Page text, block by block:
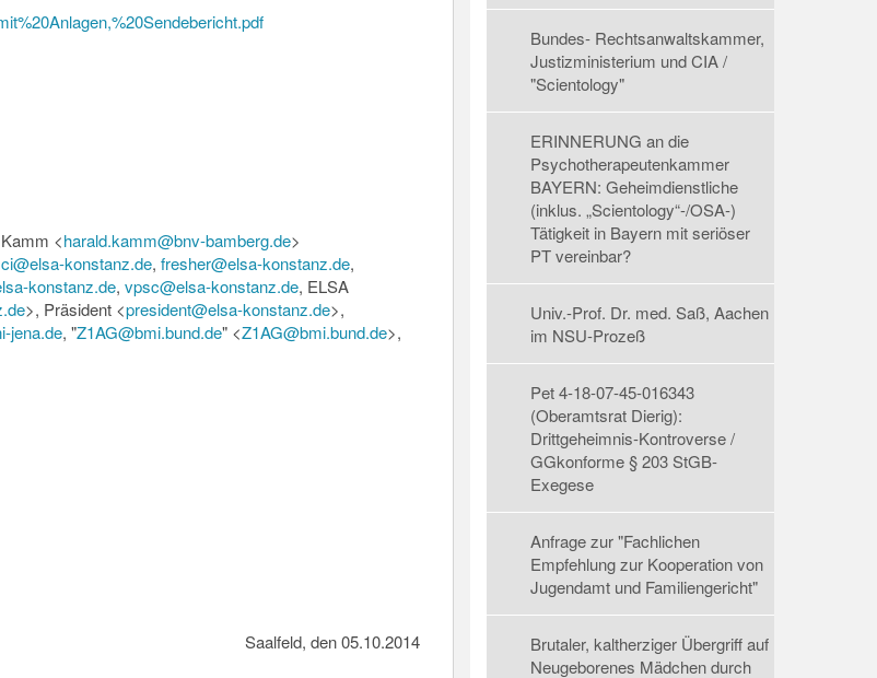
<harald.kamm@bnv-bamberg.de>
ci@elsa-konstanz.de, fresher@elsa-konstanz.de,
konstanz.de, vpsc@elsa-konstanz.de, ELSA
>, Präsident <president@elsa-konstanz.de>,
jena.de, "Z1AG@bmi.bund.de" <Z1AG@bmi.bund.de>,
Saalfeld, den 05.10.2014
Bundes- Rechtsanwaltskammer,
Justizministerium und CIA /
"Scientology"
ERINNERUNG an die
Psychotherapeutenkammer
BAYERN: Geheimdienstliche
(inklus. „Scientology“-/OSA-)
Tätigkeit in Bayern mit seriöser
PT vereinbar?
Univ.-Prof. Dr. med. Saß, Aachen
im NSU-Prozeß
Pet 4-18-07-45-016343
(Oberamtsrat Dierig):
Drittgeheimnis-Kontroverse /
GGkonforme § 203 StGB-
Exegese
Anfrage zur "Fachlichen
Empfehlung zur Kooperation von
Jugendamt und Familiengericht"
Brutaler, kaltherziger Übergriff auf
Neugeborenes Mädchen durch